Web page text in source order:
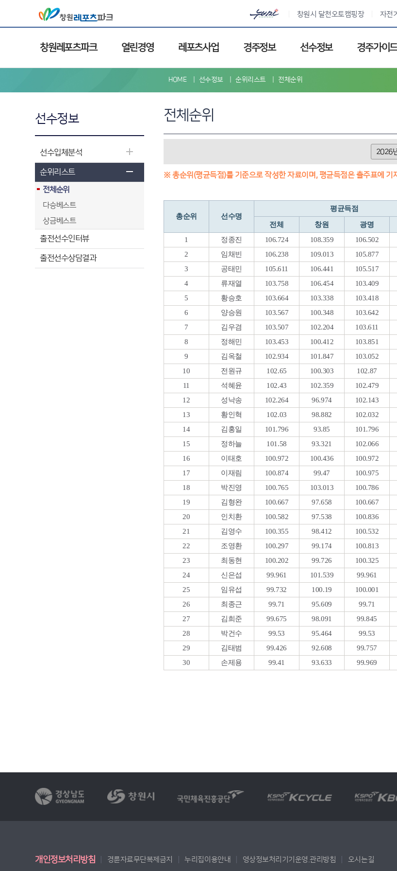
창원시 달천오토캠핑장 자전
창원레포츠파크 열린경영 레포츠사업 경주정보 선수정보 경주가이
선수정보
선수입체분석
순위리스트
전체순위
다승베스트
상금베스트
출전선수인터뷰
출전선수상담결과
HOME 선수정보 순위리스트 전체순위
전체순위
※ 총순위(평균득점)를 기준으로 작성한 자료이며, 평균득점은 출주표에 기
총순위 선수명
평균득점
전체
창원 광명
1
정종진 106.724 108.359 106.502
2
임채빈 106.238 109.013 105.877
3
공태민 105.611 106.441 105.517
4
류재열 103.758 106.454 103.409
5
황승호 103.664 103.338 103.418
6
양승원 103.567 100.348 103.642
7
김우겸 103.507 102.204 103.611
8
정해민 103.453 100.412 103.851
9
김옥철 102.934 101.847 103.052
10
전원규 102.65 100.303 102.87
11
석혜윤 102.43 102.359 102.479
12
성낙송 102.264 96.974 102.143
13
황인혁 102.03 98.882 102.032
14
김홍일 101.796 93.85 101.796
15
정하늘 101.58 93.321 102.066
16
이태호 100.972 100.436 100.972
17
이재림 100.874 99.47 100.975
18
박진영 100.765 103.013 100.786
19
김형완 100.667 97.658 100.667
20
인치환 100.582 97.538 100.836
21
김영수 100.355 98.412 100.532
22
조영환 100.297 99.174 100.813
23
최동현 100.202 99.726 100.325
24
신은섭 99.961 101.539 99.961
25
임유섭 99.732 100.19 100.001
26
최종근 99.71 95.609 99.71
27
김희준 99.675 98.091 99.845
28
박건수 99.53 95.464 99.53
29
김태범 99.426 92.608 99.757
30
손제용 99.41 93.633 99.969
개인정보처리방침 경륜자료무단복제금지 누리집이용안내 영상정보처리기기운영.관리방침 오시는길